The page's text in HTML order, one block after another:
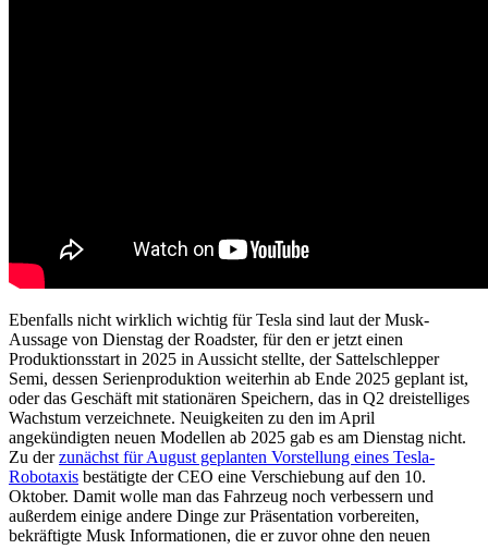
Ebenfalls nicht wirklich wichtig für Tesla sind laut der Musk-
Aussage von Dienstag der Roadster, für den er jetzt einen
Produktionsstart in 2025 in Aussicht stellte, der Sattelschlepper
Semi, dessen Serienproduktion weiterhin ab Ende 2025 geplant ist,
oder das Geschäft mit stationären Speichern, das in Q2 dreistelliges
Wachstum verzeichnete. Neuigkeiten zu den im April
angekündigten neuen Modellen ab 2025 gab es am Dienstag nicht.
Zu derzunächst für August geplanten Vorstellung eines Tesla-
Robotaxis bestätigte der CEO eine Verschiebung auf den 10.
Oktober. Damit wolle man das Fahrzeug noch verbessern und
außerdem einige andere Dinge zur Präsentation vorbereiten,
bekräftigte Musk Informationen, die er zuvor ohne den neuen